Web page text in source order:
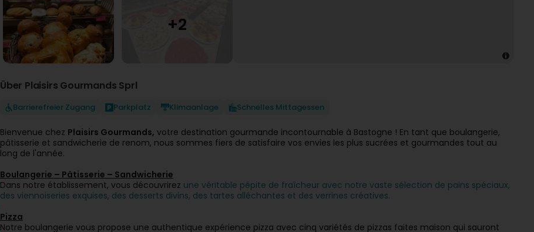
Über Plaisirs Gourmands Sprl
Barrierefreier Zugang Parkplatz Klimaanlage Schnelles Mittagessen
Bienvenue chez Plaisirs Gourmands, votre destination gourmande incontournable à Bastogne ! En tant que boulangerie,
pâtisserie et sandwicherie de renom, nous sommes fiers de satisfaire vos envies les plus sucrées et gourmandes tout au
long de l'année.
Boulangerie – Pâtisserie – Sandwicherie
Dans notre établissement, vous découvrirez une véritable pépite de fraîcheur avec notre vaste sélection de pains spéciaux,
des viennoiseries exquises, des desserts divins, des tartes alléchantes et des verrines créatives.
Pizza
Notre boulangerie vous propose une authentique expérience pizza avec cinq variétés de pizzas faites maison qui sauront